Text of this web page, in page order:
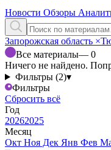
Новости Обзоры
Запорожская область ×
Все материалы— 0
Ничего не найдено.
Фильтры (2)▾
Фильтры
Сбросить всё
Год
20262025
Месяц
Окт Ноя Дек Янв Фев